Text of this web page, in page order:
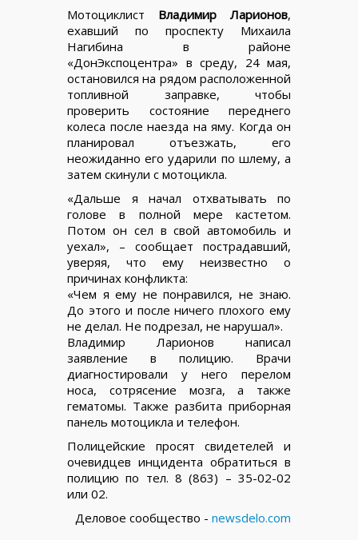
Мотоциклист Владимир Ларионов,
ехавший по проспекту Михаила
Нагибина в районе
«ДонЭкспоцентра» в среду, 24 мая,
остановился на рядом расположенной
топливной заправке, чтобы
проверить состояние переднего
колеса после наезда на яму. Когда он
планировал отъезжать, его
неожиданно его ударили по шлему, а
затем скинули с мотоцикла.
«Дальше я начал отхватывать по
голове в полной мере кастетом.
Потом он сел в свой автомобиль и
уехал», – сообщает пострадавший,
уверяя, что ему неизвестно о
причинах конфликта:
«Чем я ему не понравился, не знаю.
До этого и после ничего плохого ему
не делал. Не подрезал, не нарушал».
Владимир Ларионов написал
заявление в полицию. Врачи
диагностировали у него перелом
носа, сотрясение мозга, а также
гематомы. Также разбита приборная
панель мотоцикла и телефон.
Полицейские просят свидетелей и
очевидцев инцидента обратиться в
полицию по тел. 8 (863) – 35-02-02
или 02.
Деловое сообщество - newsdelo.com